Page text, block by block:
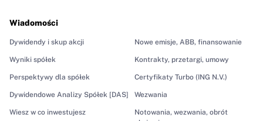
Wiadomości
Dywidendy i skup akcji
Wyniki spółek
Perspektywy dla spółek
Dywidendowe Analizy Spółek [DAS]
Wiesz w co inwestujesz
Nowe emisje, ABB, finansowanie
Kontrakty, przetargi, umowy
Certyfikaty Turbo (ING N.V.)
Wezwania
Notowania, wezwania, obrót